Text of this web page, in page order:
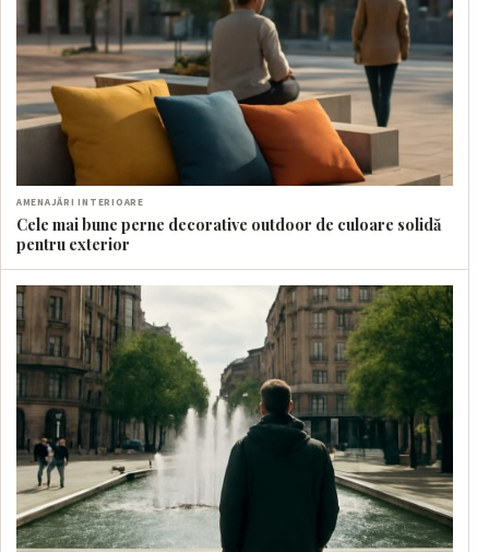
AMENAJĂRI INTERIOARE
Cele mai bune perne decorative outdoor de culoare solidă
pentru exterior